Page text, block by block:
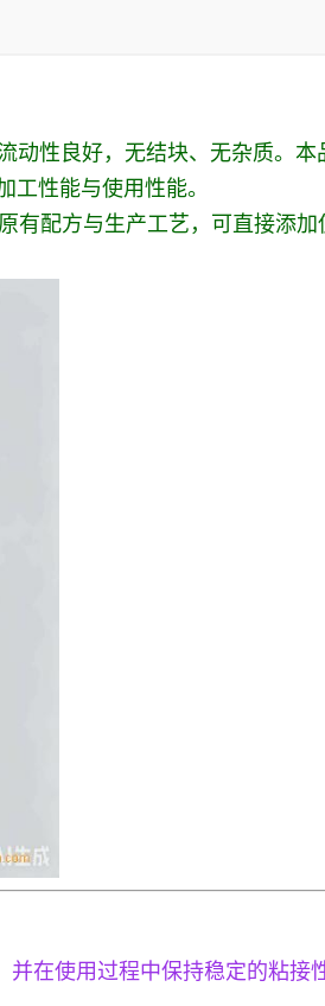
动性良好，无结块、无杂质。本
性能与使用性能。
有配方与生产工艺，可直接添加
在使用过程中保持稳定的粘接